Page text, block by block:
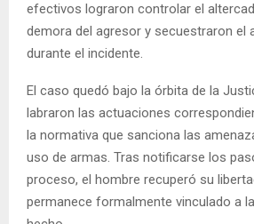
efectivos lograron controlar el
demora del agresor y secuestraron el
durante el incidente.
El caso quedó bajo la órbita de la
labraron las actuaciones
la normativa que sanciona las
uso de armas. Tras notificarse los
proceso, el hombre recuperó su
permanece formalmente vinculado a